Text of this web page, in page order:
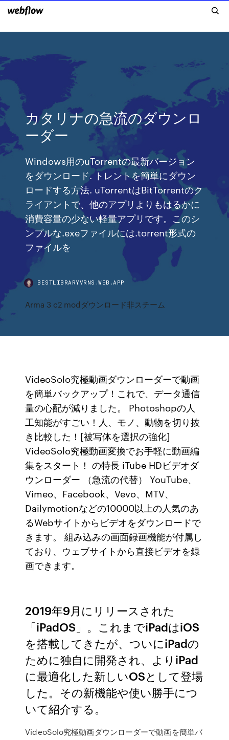
カタリナの急流のダウンロ
ーダー
Windows用のuTorrentの最新バージョン
をダウンロード. トレントを簡単にダウン
ロードする方法. uTorrentはBitTorrentのク
ライアントで、他のアプリよりもはるかに
消費容量の少ない軽量アプリです。このシ
ンプルな.exeファイルには.torrent形式の
ファイルを
BESTLIBRARYVRNS.WEB.APP
Arma 3 c2 modダウンロード非スチーム
VideoSolo究極動画ダウンローダーで動画
を簡単バックアップ！これで、データ通信
量の心配が減りました。 Photoshopの人
工知能がすごい！人、モノ、動物を切り抜
き比較した！[被写体を選択の強化]
VideoSolo究極動画変換でお手軽に動画編
集をスタート！ の特長 iTube HDビデオダ
ウンローダー （急流の代替） YouTube、
Vimeo、Facebook、Vevo、MTV、
Dailymotionなどの10000以上の人気のあ
るWebサイトからビデオをダウンロードで
きます。 組み込みの画面録画機能が付属し
ており、ウェブサイトから直接ビデオを録
画できます。
2019年9月にリリースされた
「iPadOS」。これまでiPadはiOS
を搭載してきたが、ついにiPadの
ために独自に開発され、よりiPad
に最適化した新しいOSとして登場
した。その新機能や使い勝手につ
いて紹介する。
VideoSolo究極動画ダウンローダーで動画を簡単バ